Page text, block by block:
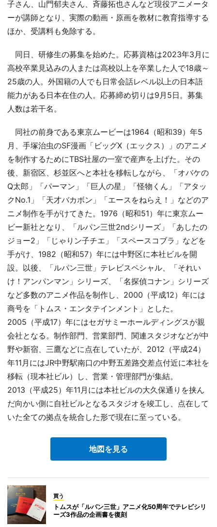
子さん、山門郁夫さん、斉藤拓也さんなど現役アニメータ
ーが講師となり、実際の動画・原画を教材に教育指導する
ほか、受講料も免除する。
同日、研修生の募集を始めた。応募資格は2023年3月に
高校卒業見込みの人または高校以上を卒業した人で18歳～
25歳の人。外国籍の人でも日常会話レベル以上の日本語
能力がある日本在住の人。応募締め切りは9月5日。募集
人数は若干名。
同社の前身である東京ムービーは1964（昭和39）年5
月、手塚治虫のSF漫画「ビッグX（エックス）」のアニメ
を制作するためにTBS社屋の一室で産声を上げた。その
後、新宿区、杉並区へと本社を移転しながら、「オバケの
Q太郎」「パーマン」「巨人の星」「怪物くん」「アタッ
クNo.1」「天才バカボン」「エースをねらえ！」などのア
ニメ制作を手がけてきた。1976（昭和51）年に東京ムー
ビー新社となり、「ルパン三世2ndシリーズ」「あしたの
ジョー2」「じゃりン子チエ」「スペースコブラ」などを
手がけ、1982（昭和57）年には中野区に本社ビルを開
設。以後、「ルパン三世」テレビスペシャル、「それい
け！アンパンマン」シリーズ、「名探偵コナン」シリーズ
など多数のアニメ作品を制作し、2000（平成12）年には
商号を「トムス・エンタテインメント」とした。
2005（平成17）年にはセガサミーホールディングスが親
会社となる。制作部門、営業部門、関連スタジオなどが中
野や新宿、三鷹などに点在していたが、2012（平成24）
年11月にはJR中野駅南口の中野五差路交差点付近に本社を
移転（現本社ビル）し、営業・管理部門が集結。
2013（平成25）年11月には本社ビルの大久保通りを挟ん
だ向かい側に自社ビルとなるスタジオを竣工し、点在して
いた全ての拠点を統合した形で現在に至っている。
地図を見る
買う
トムスが「ルパン三世」アニメ化50周年でテレビシリ
ーズ3作品の企画書を復刻